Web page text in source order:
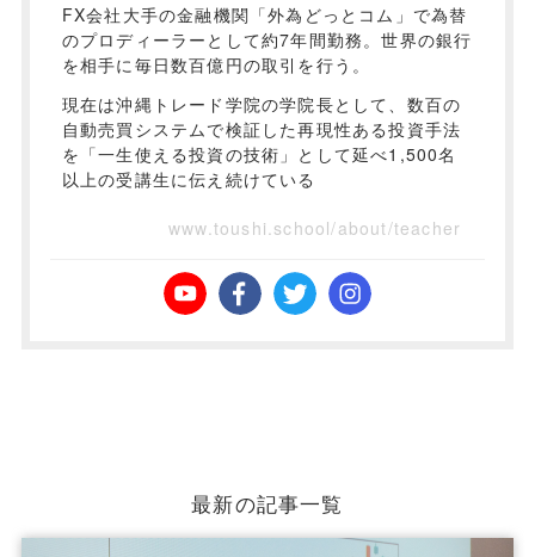
FX会社大手の金融機関「外為どっとコム」で為替
のプロディーラーとして約7年間勤務。世界の銀行
を相手に毎日数百億円の取引を行う。
現在は沖縄トレード学院の学院長として、数百の
自動売買システムで検証した再現性ある投資手法
を「一生使える投資の技術」として延べ1,500名
以上の受講生に伝え続けている
www.toushi.school/about/teacher
最新の記事一覧